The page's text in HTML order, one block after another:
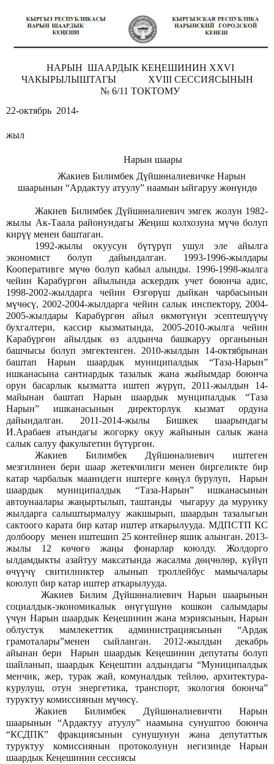
НАРЫН ШААРДЫК КЕҢЕШИНИН XXVI
ЧАКЫРЫЛЫШТАГЫ XVIII СЕССИЯСЫНЫН
№ 6/11 ТОКТОМУ
22-октябрь 2014-
жыл
Нарын шаары
Жакиев Билимбек Дүйшөналиевичке Нарын
шаарынын “Ардактуу атуулу” наамын ыйгаруу жөнүндө
Жакиев Билимбек Дүйшөналиевич эмгек жолун 1982-
жылы Ак-Таала районундагы Жеңиш колхозуна мүчө болуп
кирүү менен баштаган.
1992-жылы окуусун бүтүрүп ушул эле айылга
экономист болуп дайындалган. 1993-1996-жылдары
Кооперативге мүчө болуп кабыл алынды. 1996-1998-жылга
чейин Карабүргөн айылында аскердик учет боюнча адис,
1998-2002-жылдарга чейин Өзгөрүш дыйкан чарбасынын
мүчөсү, 2002-2004-жылдарга чейин салык инспектору, 2004-
2005-жылдары Карабүргөн айыл өкмөтүнүн эсептешүүчү
бухгалтери, кассир кызматында, 2005-2010-жылга чейин
Карабүргөн айылдык өз алдынча башкаруу органынын
башчысы болуп эмгектенген. 2010-жылдын 14-октябрынан
баштап Нарын шаардык муниципалдык “Таза-Нарын”
ишканасына сантиардык тазалык жана жыйымдар боюнча
орун басарлык кызматта иштеп жүрүп, 2011-жылдын 14-
майынан баштап Нарын шаардык мунципалдык “Таза
Нарын” ишканасынын директорлук кызмат ордуна
дайындалган. 2011-2014-жылы Бишкек шаарындагы
И.Арабаев атындагы жогорку окуу жайынын салык жана
салык салуу факультетин бүтүргөн.
Жакиев Билимбек Дүйшөналиевич иштеген
мезгилинен бери шаар жетекчилиги менен биргеликте бир
катар чарбалык маанидеги иштерге көңүл бурулуп, Нарын
шаардык муниципалдык “Таза-Нарын” ишканасынын
автоунаалары жаңыртылып, таштанды чыгаруу да мурунку
жылдарга салыштырмалуу жакшырып, шаардын тазалыгын
сактоого карата бир катар иштер аткарылууда. МДПСТП КС
долбоору менен иштешип 25 контейнер яшик алынган. 2013-
жылы 12 көчөгө жаңы фонарлар коюлду. Жолдорго
ылдамдыкты азайтуу максатында жасалма дөңчөлөр, күйүп
өчүүчү свитилниктер алынып троллейбус мамычалары
коюлуп бир катар иштер аткарылууда.
Жакиев Билим Дүйшөналиевич Нарын шаарынын
социалдык-экономикалык өнүгүшүнө кошкон салымдары
үчүн Нарын шаардык Кеңешинин жана мэриясынын, Нарын
облустук мамлекеттик администрациясынын “Ардак
грамоталары”менен сыйланган. 2012-жылдын декабрь
айынан бери Нарын шаардык Кеңешинин депутаты болуп
шайланып, шаардык Кеңештин алдындагы “Муниципалдык
менчик, жер, турак жай, комуналдык тейлөө, архитектура-
курулуш, отун энергетика, транспорт, экология боюнча”
туруктуу комиссиянын мүчөсү.
Жакиев Билимбек Дүйшөналиевичти Нарын
шаарынын “Ардактуу атуулу” наамына сунуштоо боюнча
“КСДПК” фракциясынын сунушунун жана депутаттык
туруктуу комиссиянын протоколунун негизинде Нарын
шаардык Кеңешинин сессиясы